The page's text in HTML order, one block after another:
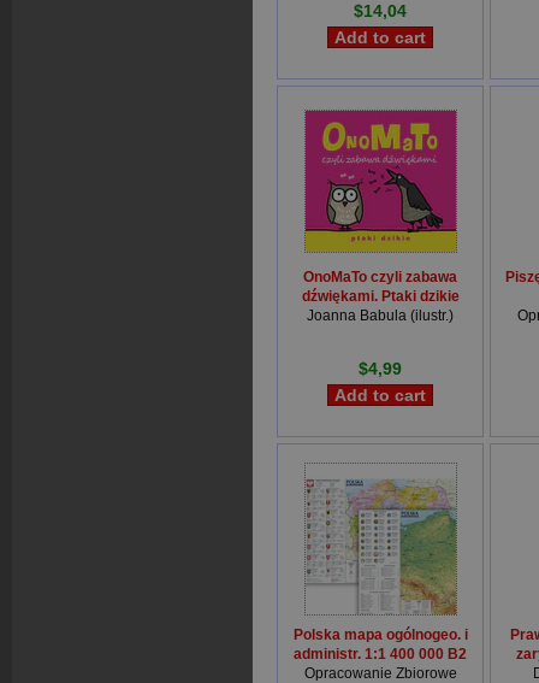
$14,04
OnoMaTo czyli zabawa
dźwiękami. Ptaki dzikie
Joanna Babula (ilustr.)
$4,99
Polska mapa ogólnogeo. i
administr. 1:1 400 000 B2
Opracowanie Zbiorowe